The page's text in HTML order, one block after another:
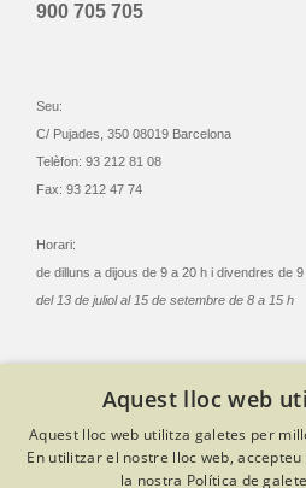
900 705 705
Seu:
C/ Pujades, 350 08019 Barcelona
Telèfon: 93 212 81 08
Fax: 93 212 47 74
Horari:
de dilluns a dijous de 9 a 20 h i divendres de
del 13 de juliol al 15 de setembre de 8 a 15 h
© Col·legi Oficial Infermeres i Infermers de
Criteris de privacitat
Política de cookies
Política de protecció de dades
Aquest lloc web
Aquest lloc web utilitza galetes per
En utilitzar el nostre lloc web,
la nostra Política de